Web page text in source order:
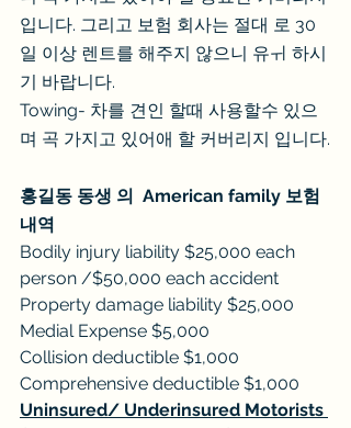
입니다. 그리고 보험 회사는 절대 로 30
일 이상 렌트를 해주지 않으니 유ㅟ 하시
기 바랍니다.
Towing- 차를 견인 할때 사용할수 있으
며 곡 가지고 있어애 할 커버리지 입니다.
홍길동 동생 의  American family 보험
내역
Bodily injury liability $25,000 each
person /$50,000 each accident
Property damage liability $25,000
Medial Expense $5,000
Collision deductible $1,000
Comprehensive deductible $1,000
Uninsured/ Underinsured Motorists